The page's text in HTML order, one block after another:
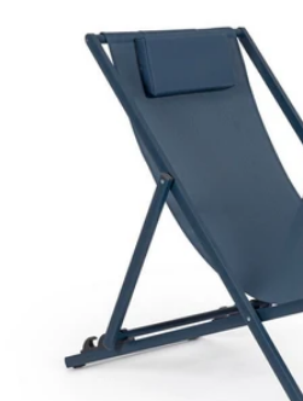
supporto 21 in modalità modale